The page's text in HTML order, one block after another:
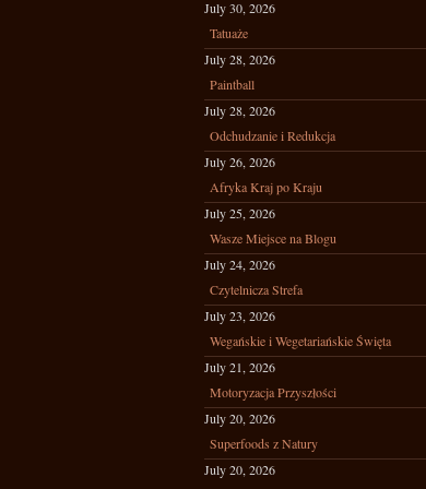
July 30, 2026
Tatuaże
July 28, 2026
Paintball
July 28, 2026
Odchudzanie i Redukcja
July 26, 2026
Afryka Kraj po Kraju
July 25, 2026
Wasze Miejsce na Blogu
July 24, 2026
Czytelnicza Strefa
July 23, 2026
Wegańskie i Wegetariańskie Święta
July 21, 2026
Motoryzacja Przyszłości
July 20, 2026
Superfoods z Natury
July 20, 2026